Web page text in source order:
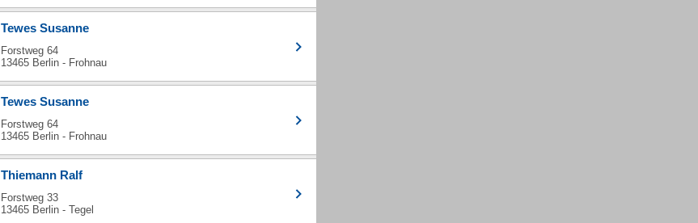
Tewes Susanne
Forstweg 64
13465 Berlin - Frohnau
Tewes Susanne
Forstweg 64
13465 Berlin - Frohnau
Thiemann Ralf
Forstweg 33
13465 Berlin - Tegel